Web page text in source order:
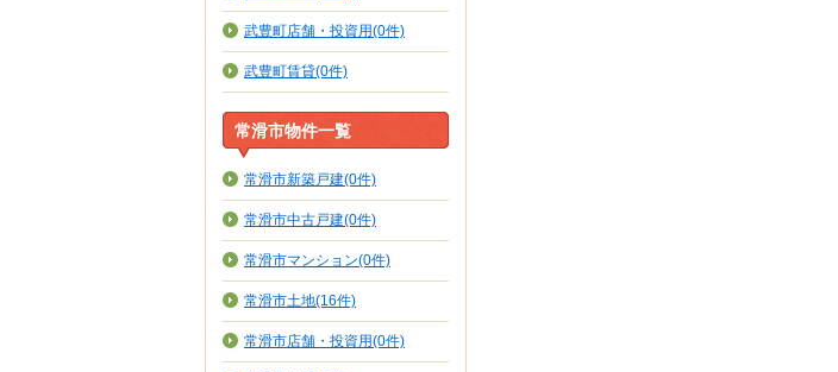
武豊町店舗・投資用(0件)
武豊町賃貸(0件)
常滑市物件一覧
常滑市新築戸建(0件)
常滑市中古戸建(0件)
常滑市マンション(0件)
常滑市土地(16件)
常滑市店舗・投資用(0件)